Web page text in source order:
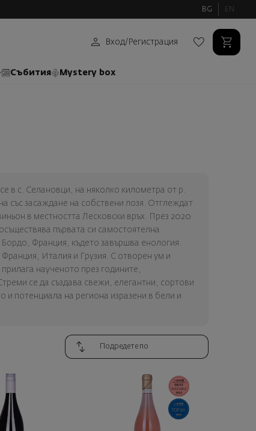
BG EN
Вход/ Регистрация
Събития Mystery box
в с. Селановци, на няколко километра от р.
със засаждане на собствени лозя. Отглеждат
в местността Лесковски връх. През 2020
първата си самостоятелна
Франция, където завършва енология.
Италия и Грузия. С отворен ум и
наученото през годините,
се да създава свежи, елегантни, сортови
и потенциала на региона изразени в бели и